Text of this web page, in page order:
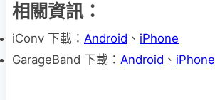
相關資訊：
iConv 下載： Android 、 iPhone
GarageBand 下載： Android 、 iPhone